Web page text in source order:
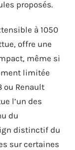
proposés.
à 1050
offre une
même si
limitée
ou Renault
l’un des
du
distinctif du
sur certaines